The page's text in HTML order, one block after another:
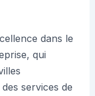
dans le
qui
services de